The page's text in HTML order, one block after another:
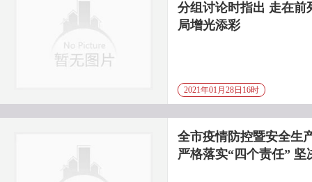
分组讨论时指出 走在前
局增光添彩
2021年01月28日16时
全市疫情防控暨安全生
严格落实“四个责任” 坚